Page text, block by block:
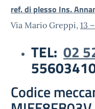
ref. di plesso Ins.
Via Mario Greppi, 13
TEL: 02
Codice